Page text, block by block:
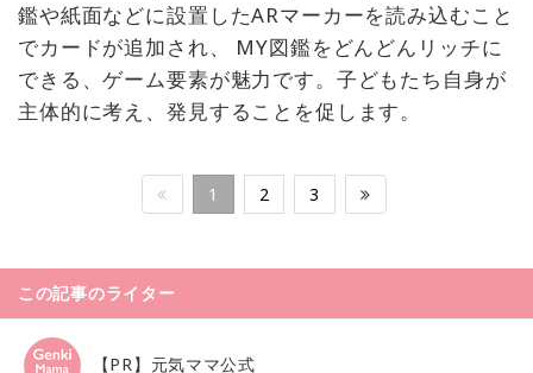
鑑や紙面などに設置したARマーカーを読み込むこと
でカードが追加され、 MY図鑑をどんどんリッチに
できる、ゲーム要素が魅力です。子どもたち自身が
主体的に考え、発見することを促します。
1 2 3
この記事のライター
【PR】元気ママ公式